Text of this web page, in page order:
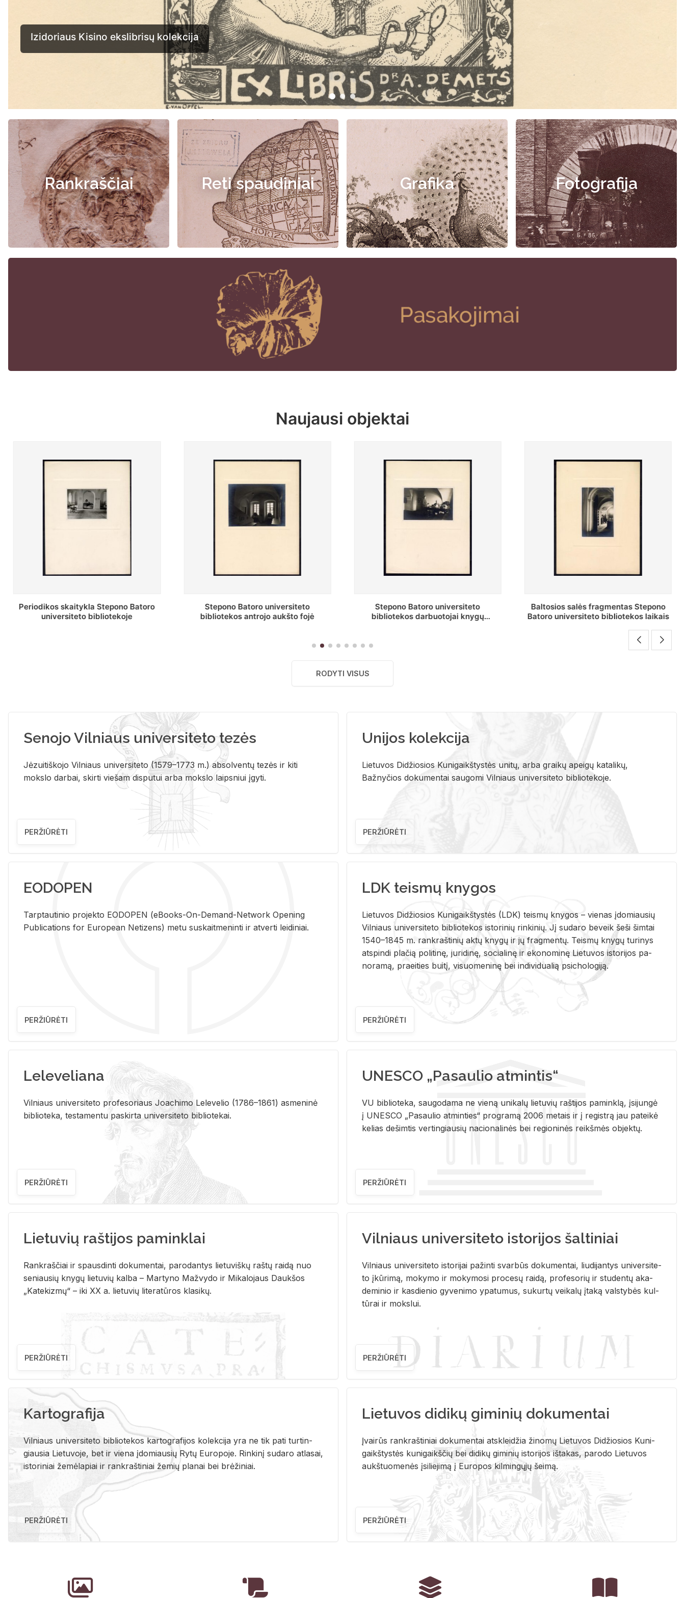
Rankraščiai Reti spaudiniai Grafika Fotografija
Naujausi objektai
Stepono Batoro universiteto
bibliotekos antrojo aukšto fojė
Stepono Batoro universiteto
bibliotekos darbuotojai knygų
Baltosios salės fragmentas Stepono
Batoro universiteto bibliotekos laikais
Stepono Batoro universiteto
bibliotekos Rankraščių skyriaus
RODYTI VISUS
Senojo Vilniaus universiteto tezės
Jėzuitiškojo Vilniaus universiteto (1579–1773 m.) absolventų tezės ir kiti
mokslo darbai, skirti viešam disputui arba mokslo laipsniui įgyti.
PERŽIŪRĖTI
Unijos kolekcija
Lietuvos Didžiosios Kunigaikštystės unitų, arba graikų apeigų katalikų,
Bažnyčios dokumentai saugomi Vilniaus universiteto bibliotekoje.
PERŽIŪRĖTI
EODOPEN
Tarp­tau­ti­nio pro­jek­to EO­DO­PEN (eBo­oks-On-De­mand-Ne­twork Ope­ning
Pub­li­ca­tions for Eu­ro­pe­an Ne­ti­zens) metu su­skait­me­nin­ti ir at­ver­ti lei­di­niai.
PERŽIŪRĖTI
LDK teismų knygos
Lie­tu­vos Di­džio­sios Ku­ni­gaikš­tys­tės (LDK) teis­mų kny­gos – vie­nas įdo­miau­sių
Vil­niaus uni­ver­si­te­to bi­b­lio­te­kos is­to­ri­nių rin­ki­nių. Jį su­da­ro be­veik šeši šim­tai
1540–1845 m. rank­raš­ti­nių aktų kny­gų ir jų frag­men­tų. Teis­mų kny­gų tu­ri­nys
at­spin­di pla­čią po­li­ti­nę, ju­ri­di­nę, so­cia­li­nę ir eko­no­mi­nę Lie­tu­vos is­to­ri­jos pa­
no­ra­mą, pra­ei­ties bui­tį, vi­suo­me­ni­nę bei in­di­vi­dua­lią psi­cho­lo­gi­ją.
PERŽIŪRĖTI
Leleveliana
Vil­niaus uni­ver­si­te­to pro­fe­so­riaus Jo­a­chi­mo Le­le­ve­lio (1786–1861) as­me­ni­nė
bi­b­lio­te­ka, te­sta­men­tu pa­skir­ta uni­ver­si­te­to bi­b­lio­te­kai.
PERŽIŪRĖTI
UNESCO „Pasaulio atmintis“
VU biblioteka, saugodama ne vieną unikalų lietuvių raštijos paminklą, įsijungė
į UNESCO „Pasaulio atminties“ programą 2006 metais ir į registrą jau pateikė
kelias dešimtis vertingiausių nacionalinės bei regioninės reikšmės objektų.
PERŽIŪRĖTI
Lietuvių raštijos paminklai
Rank­raš­čiai ir spaus­din­ti do­ku­men­tai, pa­ro­dan­tys lie­tu­viš­kų raš­tų rai­dą nuo
se­niau­sių kny­gų lie­tu­vių kal­ba – Mar­ty­no Ma­žvy­do ir Mi­ka­lo­jaus Dauk­šos
„Ka­te­kiz­mų“ – iki XX a. lie­tu­vių li­te­ra­tū­ros kla­si­kų.
PERŽIŪRĖTI
Vilniaus universiteto istorijos šaltiniai
Vil­niaus uni­ver­si­te­to is­to­ri­jai pa­žin­ti svar­būs do­ku­men­tai, liu­di­jan­tys uni­ver­si­te­
to įkū­ri­mą, mo­ky­mo ir mo­ky­mo­si pro­ce­sų rai­dą, pro­fe­so­rių ir stu­den­tų aka­
de­mi­nio ir kas­die­nio gy­ve­ni­mo ypa­tu­mus, su­kur­tų vei­ka­lų įta­ką vals­ty­bės kul­
tū­rai ir moks­lui.
PERŽIŪRĖTI
Kartografija
Vil­niaus uni­ver­si­te­to bi­b­lio­te­kos kar­to­gra­fi­jos ko­lek­ci­ja yra ne tik pati tur­tin­
giau­sia Lie­tu­vo­je, bet ir vie­na įdo­miau­sių Rytų Eu­ro­po­je. Rin­ki­nį su­da­ro at­la­sai,
is­to­ri­niai že­mė­la­piai ir rank­raš­ti­niai že­mių pla­nai bei brė­ži­niai.
PERŽIŪRĖTI
Lietuvos didikų giminių dokumentai
Įvai­rūs rank­raš­ti­niai do­ku­men­tai at­sklei­džia ži­no­mų Lie­tu­vos Di­džio­sios Ku­ni­
gaikš­tys­tės ku­ni­gaikš­čių bei di­di­kų gi­mi­nių is­to­ri­jos iš­ta­kas, pa­ro­do Lie­tu­vos
aukš­tuo­me­nės įsi­lie­ji­mą į Eu­ro­pos kil­min­gų­jų šei­mą.
PERŽIŪRĖTI